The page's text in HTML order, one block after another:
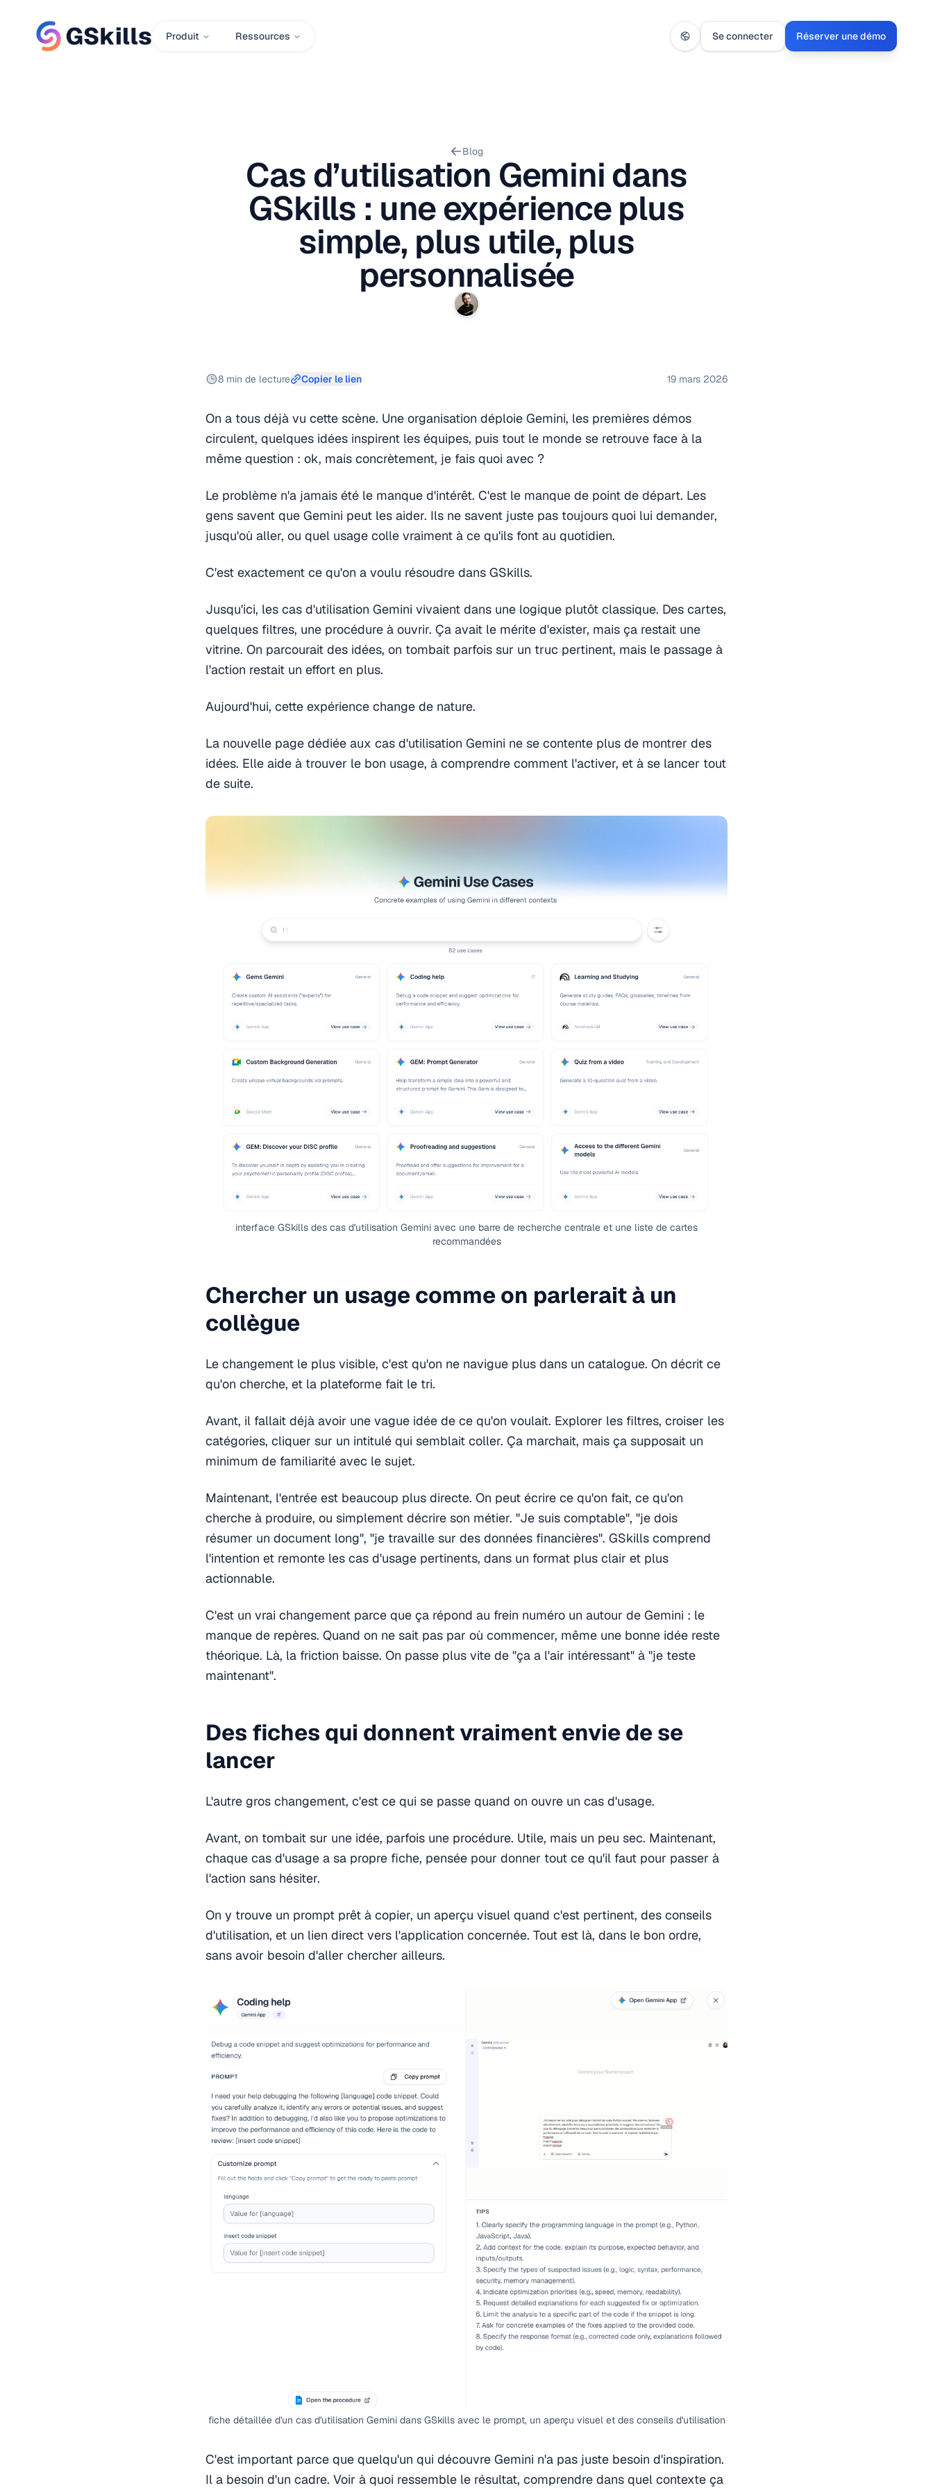
Produit Ressources Se connecter Réserver une démo
Blog
Cas d’utilisation Gemini dans
GSkills : une expérience plus
simple, plus utile, plus
personnalisée
8 min de lecture Copier le lien 19 mars 2026
On a tous déjà vu cette scène. Une organisation déploie Gemini, les premières démos
circulent, quelques idées inspirent les équipes, puis tout le monde se retrouve face à la
même question : ok, mais concrètement, je fais quoi avec ?
Le problème n'a jamais été le manque d'intérêt. C'est le manque de point de départ. Les
gens savent que Gemini peut les aider. Ils ne savent juste pas toujours quoi lui demander,
jusqu'où aller, ou quel usage colle vraiment à ce qu'ils font au quotidien.
C'est exactement ce qu'on a voulu résoudre dans GSkills.
Jusqu'ici, les cas d'utilisation Gemini vivaient dans une logique plutôt classique. Des cartes,
quelques filtres, une procédure à ouvrir. Ça avait le mérite d'exister, mais ça restait une
vitrine. On parcourait des idées, on tombait parfois sur un truc pertinent, mais le passage à
l'action restait un effort en plus.
Aujourd'hui, cette expérience change de nature.
La nouvelle page dédiée aux cas d'utilisation Gemini ne se contente plus de montrer des
idées. Elle aide à trouver le bon usage, à comprendre comment l'activer, et à se lancer tout
de suite.
interface GSkills des cas d'utilisation Gemini avec une barre de recherche centrale et une liste de cartes
recommandées
Chercher un usage comme on parlerait à un
collègue
Le changement le plus visible, c'est qu'on ne navigue plus dans un catalogue. On décrit ce
qu'on cherche, et la plateforme fait le tri.
Avant, il fallait déjà avoir une vague idée de ce qu'on voulait. Explorer les filtres, croiser les
catégories, cliquer sur un intitulé qui semblait coller. Ça marchait, mais ça supposait un
minimum de familiarité avec le sujet.
Maintenant, l'entrée est beaucoup plus directe. On peut écrire ce qu'on fait, ce qu'on
cherche à produire, ou simplement décrire son métier. "Je suis comptable", "je dois
résumer un document long", "je travaille sur des données financières". GSkills comprend
l'intention et remonte les cas d'usage pertinents, dans un format plus clair et plus
actionnable.
C'est un vrai changement parce que ça répond au frein numéro un autour de Gemini : le
manque de repères. Quand on ne sait pas par où commencer, même une bonne idée reste
théorique. Là, la friction baisse. On passe plus vite de "ça a l'air intéressant" à "je teste
maintenant".
Des fiches qui donnent vraiment envie de se
lancer
L'autre gros changement, c'est ce qui se passe quand on ouvre un cas d'usage.
Avant, on tombait sur une idée, parfois une procédure. Utile, mais un peu sec. Maintenant,
chaque cas d'usage a sa propre fiche, pensée pour donner tout ce qu'il faut pour passer à
l'action sans hésiter.
On y trouve un prompt prêt à copier, un aperçu visuel quand c'est pertinent, des conseils
d'utilisation, et un lien direct vers l'application concernée. Tout est là, dans le bon ordre,
sans avoir besoin d'aller chercher ailleurs.
fiche détaillée d'un cas d'utilisation Gemini dans GSkills avec le prompt, un aperçu visuel et des conseils d'utilisation
C'est important parce que quelqu'un qui découvre Gemini n'a pas juste besoin d'inspiration.
Il a besoin d'un cadre. Voir à quoi ressemble le résultat, comprendre dans quel contexte ça